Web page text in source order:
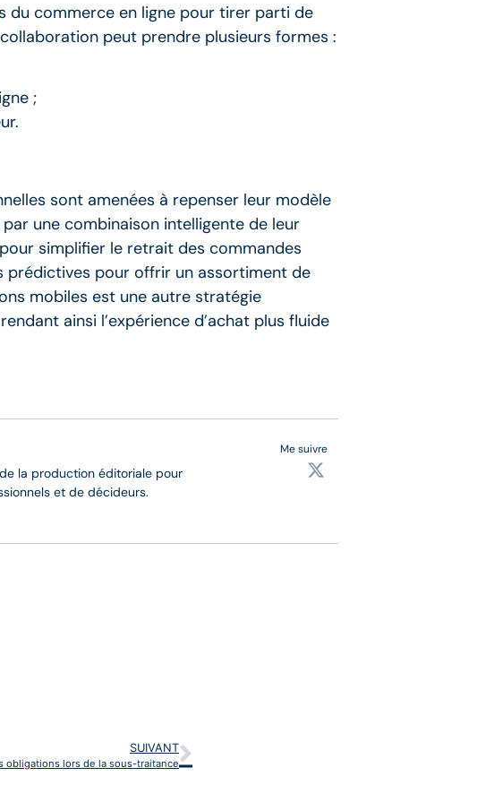
du commerce en ligne pour tirer parti de
peut prendre plusieurs formes :
;
sont amenées à repenser leur modèle
une combinaison intelligente de leur
simplifier le retrait des commandes
prédictives pour offrir un assortiment de
mobiles est une autre stratégie
ainsi l’expérience d’achat plus fluide
Me suivre
la production éditoriale pour
et de décideurs.
SUIVANT
obligations lors de la sous-traitance